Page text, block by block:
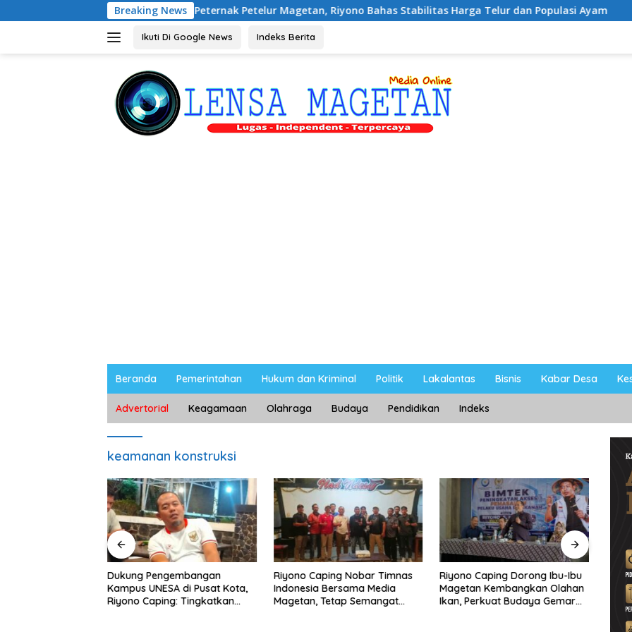
ke
Breaking News
Audiensi dengan Peternak Petelur Magetan, Riyono Bahas Stabilitas Harga Telur dan Populasi Ayam Dukung
Ikuti Di Google News Indeks Berita
Beranda Pemerintahan Hukum dan Kriminal Politik Lakalantas Bisnis Kabar Desa
Advertorial Keagamaan Olahraga Budaya Pendidikan Indeks
keamanan konstruksi
Dukung Pengembangan
Kampus UNESA di Pusat Kota,
Riyono Caping: Tingkatkan
Riyono Caping Nobar Timnas
Indonesia Bersama Media
Magetan, Tetap Semangat
Riyono Caping Dorong Ibu-Ibu
Magetan Kembangkan Olahan
Ikan, Perkuat Budaya Gemar